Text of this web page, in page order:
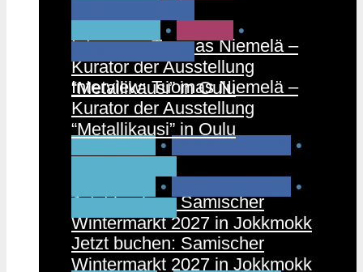
Interview: Tuomas Niemelä –
Kurator der Ausstellung
“Metallikausi” in Oulu
PARTNER • RUNDREISEN
•
Jetzt buchen: Samischer
Wintermarkt 2027 in Jokkmokk
•
•
Interview: Tuomas Niemelä –
Kurator der Ausstellung
“Metallikausi” in Oulu
•
•
Jetzt buchen: Samischer
Wintermarkt 2027 in Jokkmokk